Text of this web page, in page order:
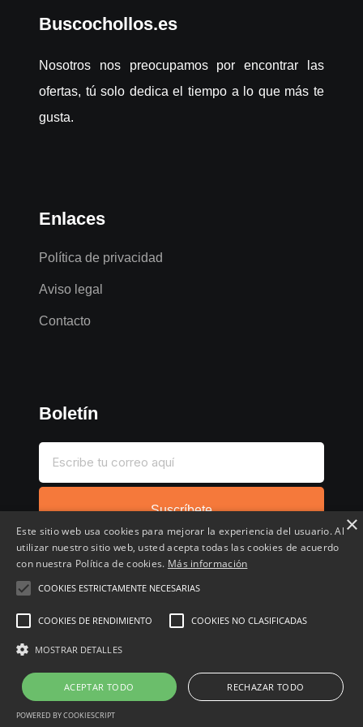
Buscochollos.es
Nosotros nos preocupamos por encontrar las
ofertas, tú solo dedica el tiempo a lo que más te
gusta.
Enlaces
Política de privacidad
Aviso legal
Contacto
Boletín
Suscríbete
Inicio Compartir chollo Destacados
Cronológico
×
Este sitio web usa cookies para mejorar la experiencia del usuario. Al
utilizar nuestro sitio web, usted acepta todas las cookies de acuerdo
con nuestra Política de cookies. Más información
COOKIES ESTRICTAMENTE NECESARIAS
COOKIES DE RENDIMIENTO COOKIES NO CLASIFICADAS
MOSTRAR DETALLES
ACEPTAR TODO RECHAZAR TODO
POWERED BY COOKIESCRIPT